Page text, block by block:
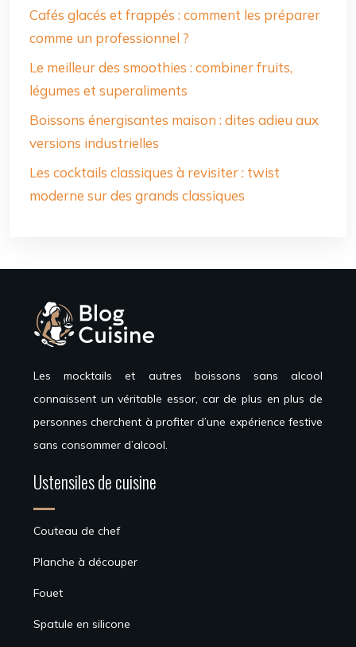
Cafés glacés et frappés : comment les préparer
comme un professionnel ?
Le meilleur des smoothies : combiner fruits,
légumes et superaliments
Boissons énergisantes maison : dites adieu aux
versions industrielles
Les cocktails classiques à revisiter : twist
moderne sur des grands classiques
Les mocktails et autres boissons sans alcool
connaissent un véritable essor, car de plus en plus de
personnes cherchent à profiter d’une expérience festive
sans consommer d’alcool.
Ustensiles de cuisine
Couteau de chef
Planche à découper
Fouet
Spatule en silicone